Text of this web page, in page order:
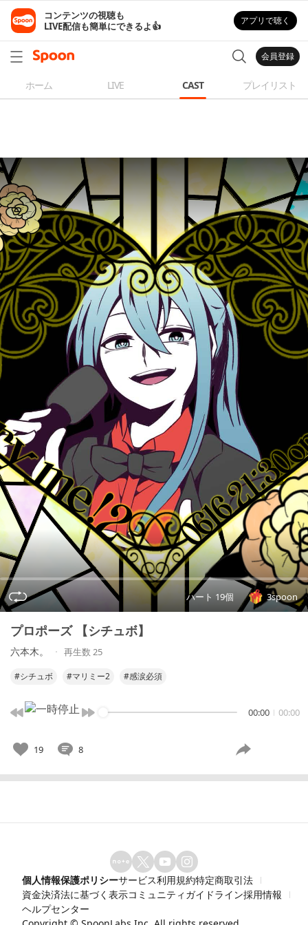
コンテンツの視聴も
LIVE配信も簡単にできるよ👍
アプリで聴く
会員登録
ホーム LIVE CAST プレイリスト
ハート 19個 3spoon
プロポーズ 【シチュボ】
六本木。 再生数 25
#シチュボ #マリミー2 #感涙必須
00:00 00:00
19 8
個人情報保護ポリシーサービス利用規約特定商取引法
資金決済法に基づく表示コミュニティガイドライン採用情報
ヘルプセンター